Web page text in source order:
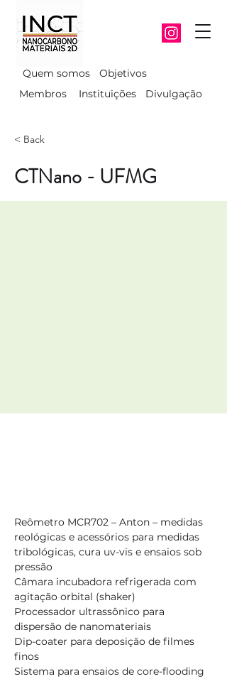
Membros
Quem somos
Instituições
Objetivos
Divulgação
< Back
CTNano - UFMG
Reômetro MCR702 – Anton – medidas
reológicas e acessórios para medidas
tribológicas, cura uv-vis e ensaios sob
pressão
Câmara incubadora refrigerada com
agitação orbital (shaker)
Processador ultrassônico para
dispersão de nanomateriais
Dip-coater para deposição de filmes
finos
Sistema para ensaios de core-flooding